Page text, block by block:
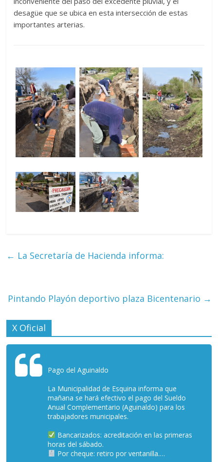
desagüe que se ubica en esta intersección de estas
importantes arterias.
← La Secretaría de Hacienda informa:
Pintando Playón deportivo plaza Bicentenario →
X Oficial
Pago del Aguinaldo
La Municipalidad de Esquina informa que
mañana se hará efectivo el pago del Sueldo
Anual Complementario (Aguinaldo) para los
trabajadores municipales.
Bancarizados: acreditación en las primeras
horas del sábado.
Por cheque: retiro por ventanilla.…